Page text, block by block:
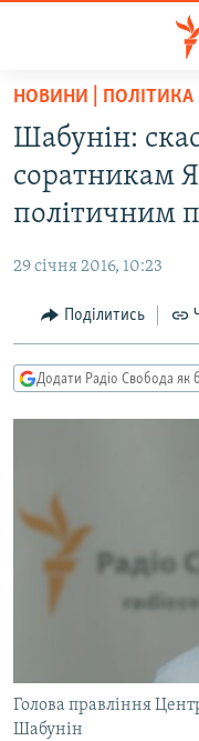
Перейти
основного
матеріалу
Перейти
до
основної
Перейти
до
пошуку
РАДІО СВОБОДА – 70
ВСЕ ЗА ДОБУ
СТАТТІ
ЕКОНОМІКА
СУСПІЛЬСТВО
РОСІЙСЬКА
ДОНБАС.РЕАЛІЇ
ТИ ЯК?
МУЛЬТИМЕДІА
ФОТО
СПЕЦПРОЄКТИ
КРИМ РЕАЛІЇ
РУС
НОВИНИ | ПОЛІТИКА
Шабунін:
соратникам
політичним
29 січня 2016, 10:23
Поділитись
Додати Радіо Свобода як
Голова правління
Шабунін